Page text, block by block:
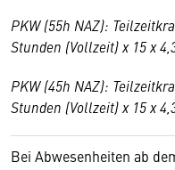
PKW (55h NAZ):
Stunden (Vollzeit) x 15 x
PKW (45h NAZ):
Stunden (Vollzeit) x 15 x
Bei Abwesenheiten ab